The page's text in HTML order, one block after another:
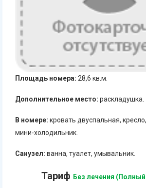
Площадь номера: 28,6 кв.м.
Дополнительное место: раскладушка.
В номере: кровать двуспальная,
мини-холодильник.
Санузел: ванна, туалет, умывальник.
Тариф Без лечения